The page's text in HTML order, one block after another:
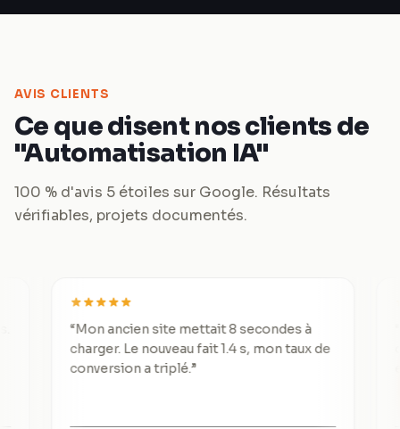
AVIS CLIENTS
Ce que disent nos clients de
"Automatisation IA"
100 % d'avis 5 étoiles sur Google. Résultats
vérifiables, projets documentés.
Mon ancien site mettait 8 secondes à
charger. Le nouveau fait 1.4 s, mon taux de
conversion a triplé.”